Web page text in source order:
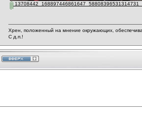
Хрен, положенный на мнение окружающих,
С д.п.!